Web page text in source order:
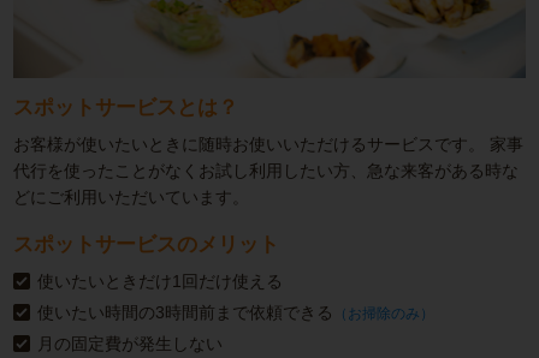
スポットサービスとは？
お客様が使いたいときに随時お使いいただけるサービスです。
家事
代行を使ったことがなくお試し利用したい方、急な来客がある時な
どにご利用いただいています。
スポットサービスのメリット
使いたいときだけ1回だけ使える
使いたい時間の3時間前まで依頼できる
（お掃除のみ）
月の固定費が発生しない